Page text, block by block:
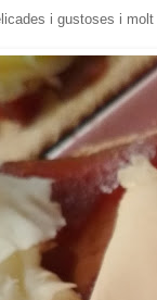
i gustoses i